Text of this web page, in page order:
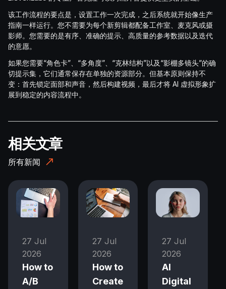
该工作流程的要点是，设置工作一次完成，之后系统就开始像生产
指南一样运行。您不需要为每个新剪辑都配备工作室、麦克风或摄
影师。您需要的是有序、准确的提示、高质量的参考数据以及迭代
的意愿。
如果您需要“角色卡”、“多角度”、“克林结构”以及“影棚多镜头”的确
切提示集，它们通常保存在单独的资源部分。但基本原则保持不
变：首先锁定面部和声音，然后构建视频，最后才将 AI 虚拟形象扩
展到稳定的内容流程中。
相关文章
所有新闻
27 Jul
2026
How to
A/B
27 Jul
2026
How to
Create
27 Jul
2026
AI
Digital